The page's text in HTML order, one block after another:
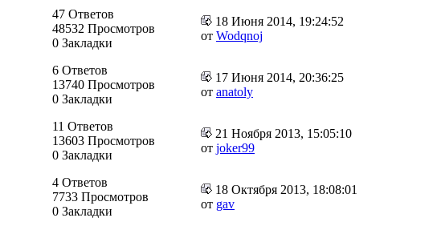
47 Ответов
48532 Просмотров
0 Закладки
18 Июня 2014, 19:24:52
от Wodqnoj
6 Ответов
13740 Просмотров
0 Закладки
17 Июня 2014, 20:36:25
от anatoly
11 Ответов
13603 Просмотров
0 Закладки
21 Ноября 2013, 15:05:10
от joker99
4 Ответов
7733 Просмотров
0 Закладки
18 Октября 2013, 18:08:01
от gav